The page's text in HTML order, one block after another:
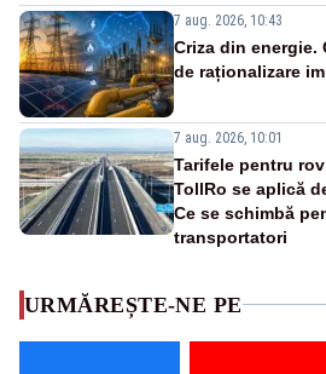
7 aug. 2026, 10:43
Criza din energie.
de raționalizare
7 aug. 2026, 10:01
Tarifele pentru
TollRo se aplică
Ce se schimbă
transportatori
URMĂREȘTE-NE PE